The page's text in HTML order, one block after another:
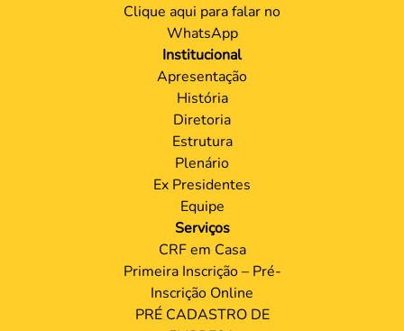
Clique aqui para falar no
WhatsApp
Institucional
Apresentação
História
Diretoria
Estrutura
Plenário
Ex Presidentes
Equipe
Serviços
CRF em Casa
Primeira Inscrição – Pré-
Inscrição Online
PRÉ CADASTRO DE